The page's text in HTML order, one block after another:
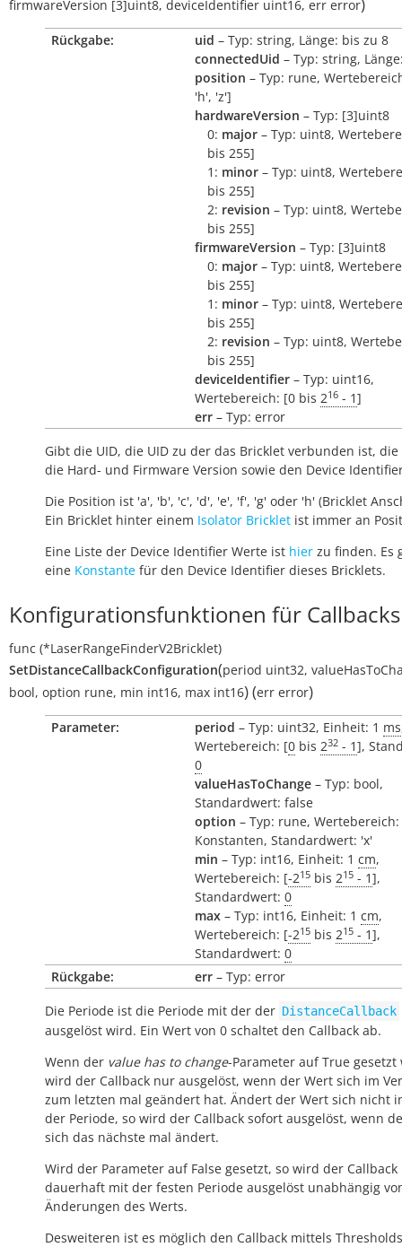
firmwareVersion [3]uint8, deviceIdentifier uint16, err error
Rückgabe: uid – Typ: string, Länge: bis zu 8
connectedUid – Typ: string,
position – Typ: rune,
'h', 'z']
hardwareVersion – Typ: [3]uint8
0: major – Typ: uint8,
bis 255]
1: minor – Typ: uint8,
bis 255]
2: revision – Typ: uint8,
bis 255]
firmwareVersion – Typ: [3]uint8
0: major – Typ: uint8,
bis 255]
1: minor – Typ: uint8,
bis 255]
2: revision – Typ: uint8,
bis 255]
deviceIdentifier – Typ: uint16,
Wertebereich: [0 bis 216 - 1]
err – Typ: error
Gibt die UID, die UID zu der das Bricklet verbunden ist, die
die Hard- und Firmware Version sowie den Device
Die Position ist 'a', 'b', 'c', 'd', 'e', 'f', 'g' oder 'h' (Bricklet
Ein Bricklet hinter einem Isolator Bricklet ist immer an
Eine Liste der Device Identifier Werte ist hier zu finden. Es
eine Konstante für den Device Identifier dieses Bricklets.
Konfigurationsfunktionen für Callbacks
func (*LaserRangeFinderV2Bricklet)
SetDistanceCallbackConfiguration(period uint32,
bool, option rune, min int16, max int16)(err error)
Parameter: period – Typ: uint32, Einheit: 1 ms
Wertebereich: [0 bis 232 - 1],
0
valueHasToChange – Typ: bool,
Standardwert: false
option – Typ: rune, Wertebereich:
Konstanten, Standardwert: 'x'
min – Typ: int16, Einheit: 1 cm,
Wertebereich: [-215 bis 215 - 1],
Standardwert: 0
max – Typ: int16, Einheit: 1 cm,
Wertebereich: [-215 bis 215 - 1],
Standardwert: 0
Rückgabe:
err – Typ: error
Die Periode ist die Periode mit der der DistanceCallback
ausgelöst wird. Ein Wert von 0 schaltet den Callback ab.
Wenn der value has to change-Parameter auf True gesetzt
wird der Callback nur ausgelöst, wenn der Wert sich im
zum letzten mal geändert hat. Ändert der Wert sich nicht
der Periode, so wird der Callback sofort ausgelöst, wenn
sich das nächste mal ändert.
Wird der Parameter auf False gesetzt, so wird der Callback
dauerhaft mit der festen Periode ausgelöst unabhängig
Änderungen des Werts.
Desweiteren ist es möglich den Callback mittels Thresholds